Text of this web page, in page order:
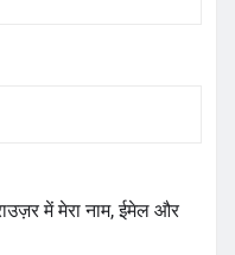
में मेरा नाम, ईमेल और